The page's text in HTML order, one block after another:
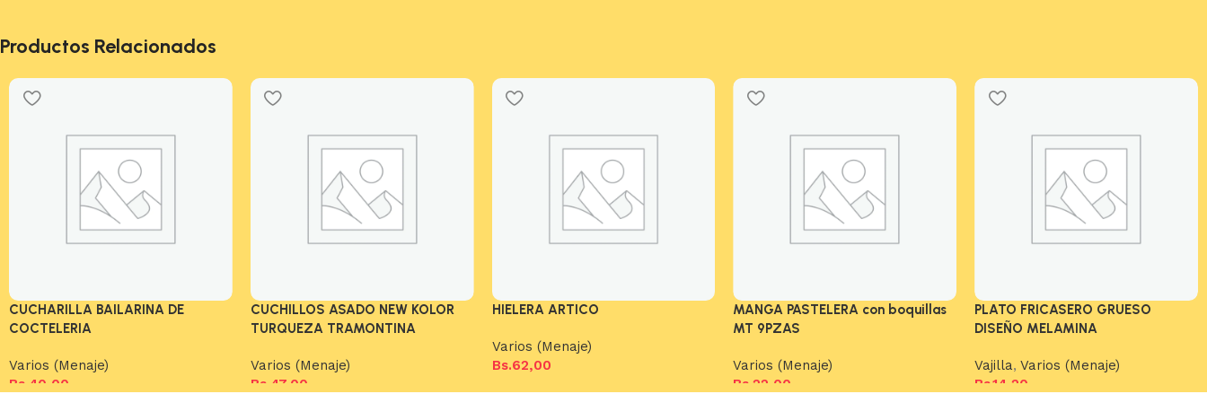
Productos Relacionados
CUCHARILLA BAILARINA DE
COCTELERIA
Varios (Menaje)
Bs. 40,00
CUCHILLOS ASADO NEW KOLOR
TURQUEZA TRAMONTINA
Varios (Menaje)
Bs. 47,00
HIELERA ARTICO
Varios (Menaje)
Bs.62,00
MANGA PASTELERA con boquillas
MT 9PZAS
Varios (Menaje)
Bs.22,00
PLATO FRICASERO GRUESO
DISEÑO MELAMINA
Vajilla,Varios (Menaje)
Bs.14,20